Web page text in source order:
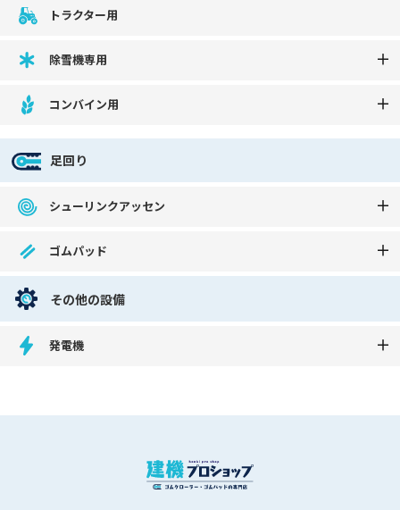
トラクター用
除雪機専用
コンバイン用
足回り
シューリンクアッセン
ゴムパッド
その他の設備
発電機